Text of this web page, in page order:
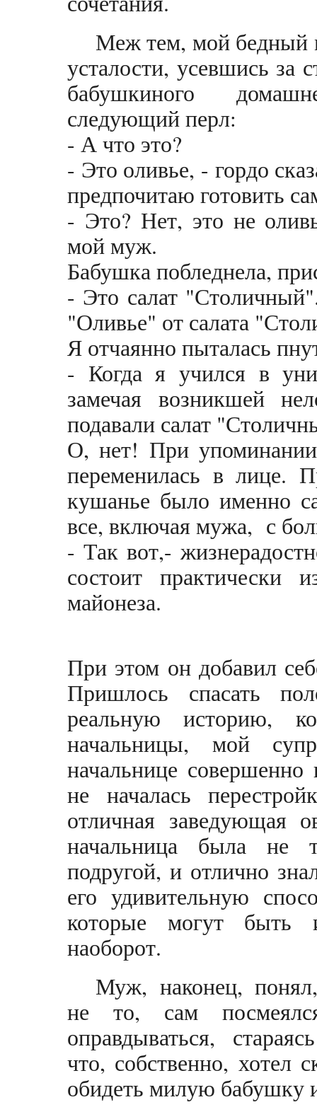
Меж тем, мой бедный
усталости, усевшись за
бабушкиного
следующий перл:
- А что это?
- Это оливье, - гордо
предпочитаю готовить
- Это? Нет, это не
мой муж.
Бабушка побледнела,
- Это салат
"Оливье" от салата
Я отчаянно пыталась
- Когда я учился в
замечая возникшей
подавали салат
О, нет! При упоминании
переменилась в лице.
кушанье было именно
все, включая мужа, с
- Так вот,-
состоит практически
майонеза.
При этом он добавил
Пришлось спасать
реальную историю,
начальницы, мой
начальнице
не началась
отличная заведующая
начальница была не
подругой, и отлично
его удивительную
которые могут быть
наоборот.
Муж, наконец,
не то, сам
оправдываться,
что, собственно, хотел
обидеть милую бабушку